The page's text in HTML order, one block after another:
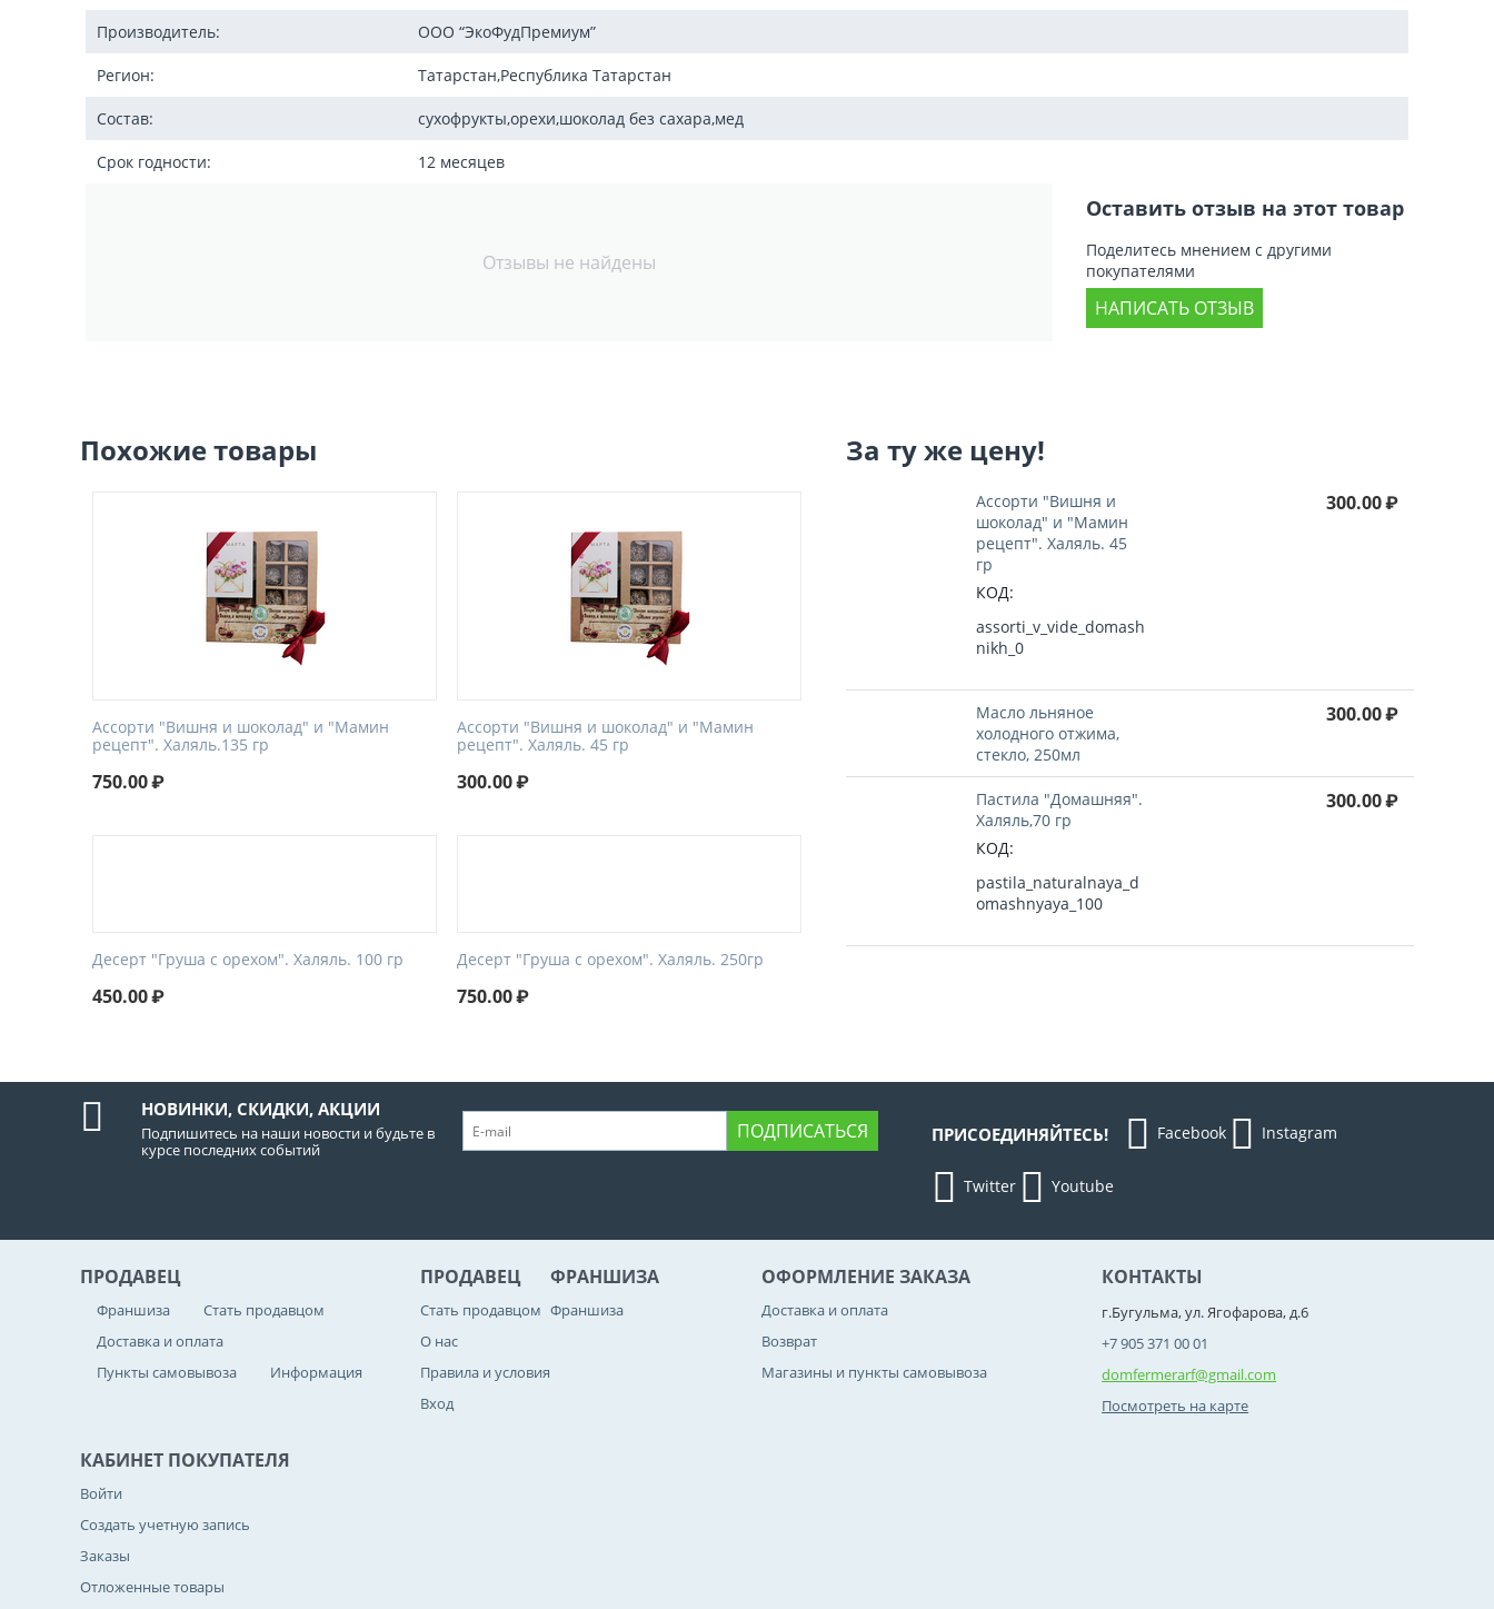
Производитель: ООО “ЭкоФудПремиум”
Регион: Татарстан,Республика Татарстан
Состав: сухофрукты,орехи,шоколад без сахара,мед
Срок годности: 12 месяцев
Отзывы не найдены
Оставить отзыв на этот товар
Поделитесь мнением с другими
покупателями
НАПИСАТЬ ОТЗЫВ
Похожие товары
Ассорти "Вишня и шоколад" и "Мамин
рецепт". Халяль.135 гр
750.00₽
Ассорти "Вишня и шоколад" и "Мамин
рецепт". Халяль. 45 гр
300.00₽
Десерт "Груша с орехом". Халяль. 100 гр
450.00₽
Десерт "Груша с орехом". Халяль. 250гр
750.00₽
За ту же цену!
Ассорти "Вишня и
шоколад" и "Мамин
рецепт". Халяль. 45
гр
КОД:
assorti_v_vide_domash
nikh_0
300.00₽
Масло льняное
холодного отжима,
стекло, 250мл
300.00₽
Пастила "Домашняя".
Халяль,70 гр
КОД:
pastila_naturalnaya_d
omashnyaya_100
300.00₽
НОВИНКИ, СКИДКИ, АКЦИИ
Подпишитесь на наши новости и будьте в
курсе последних событий
ПОДПИСАТЬСЯ ПРИСОЕДИНЯЙТЕСЬ! Facebook Instagram
Twitter Youtube
ПРОДАВЕЦ
Франшиза
Стать продавцом
Доставка и оплата
Пункты самовывоза
Информация
КАБИНЕТ ПОКУПАТЕЛЯ
Войти
Создать учетную запись
Заказы
Отложенные товары
ПРОДАВЕЦ
Стать продавцом
О нас
Правила и условия
Вход
ФРАНШИЗА
Франшиза
ОФОРМЛЕНИЕ ЗАКАЗА
Доставка и оплата
Возврат
Магазины и пункты самовывоза
КОНТАКТЫ
г.Бугульма, ул. Ягофарова, д.6
+7 905 371 00 01
domfermerarf@gmail.com
Посмотреть на карте